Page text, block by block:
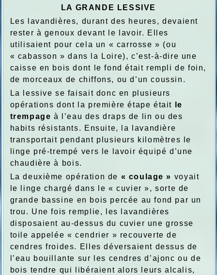
LA GRANDE LESSIVE
Les lavandières, durant des heures, devaient
rester à genoux devant le lavoir. Elles
utilisaient pour cela un « carrosse » (ou
« cabasson » dans la Loire), c’est-à-dire une
caisse en bois dont le fond était rempli de foin,
de morceaux de chiffons, ou d’un coussin.
La lessive se faisait donc en plusieurs
opérations dont la première étape était
le
trempage à l’eau des draps de lin ou des
habits résistants. Ensuite, la lavandière
transportait pendant plusieurs kilomètres le
linge pré-trempé vers le lavoir équipé d’une
chaudière à bois.
La deuxième opération de « coulage » voyait
le linge chargé dans le « cuvier », sorte de
grande bassine en bois percée au fond par un
trou. Une fois remplie, les lavandières
disposaient au-dessus du cuvier une grosse
toile appelée « cendrier » recouverte de
cendres froides. Elles déversaient dessus de
l’eau bouillante sur les cendres d’ajonc ou de
bois tendre qui libéraient alors leurs alcalis,